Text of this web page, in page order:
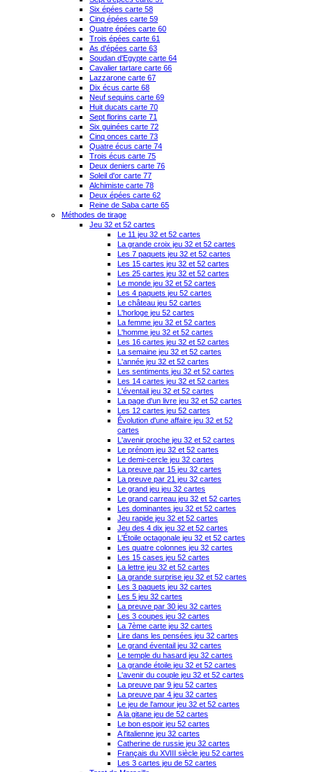
Six épées carte 58
Cinq épées carte 59
Quatre épées carte 60
Trois épées carte 61
As d'épées carte 63
Soudan d'Egypte carte 64
Cavalier tartare carte 66
Lazzarone carte 67
Dix écus carte 68
Neuf sequins carte 69
Huit ducats carte 70
Sept florins carte 71
Six guinées carte 72
Cinq onces carte 73
Quatre écus carte 74
Trois écus carte 75
Deux deniers carte 76
Soleil d'or carte 77
Alchimiste carte 78
Deux épées carte 62
Reine de Saba carte 65
Méthodes de tirage
Jeu 32 et 52 cartes
Le 11 jeu 32 et 52 cartes
La grande croix jeu 32 et 52 cartes
Les 7 paquets jeu 32 et 52 cartes
Les 15 cartes jeu 32 et 52 cartes
Les 25 cartes jeu 32 et 52 cartes
Le monde jeu 32 et 52 cartes
Les 4 paquets jeu 52 cartes
Le château jeu 52 cartes
L'horloge jeu 52 cartes
La femme jeu 32 et 52 cartes
L'homme jeu 32 et 52 cartes
Les 16 cartes jeu 32 et 52 cartes
La semaine jeu 32 et 52 cartes
L'année jeu 32 et 52 cartes
Les sentiments jeu 32 et 52 cartes
Les 14 cartes jeu 32 et 52 cartes
L'éventail jeu 32 et 52 cartes
La page d'un livre jeu 32 et 52 cartes
Les 12 cartes jeu 52 cartes
Évolution d'une affaire jeu 32 et 52
cartes
L'avenir proche jeu 32 et 52 cartes
Le prénom jeu 32 et 52 cartes
Le demi-cercle jeu 32 cartes
La preuve par 15 jeu 32 cartes
La preuve par 21 jeu 32 cartes
Le grand jeu jeu 32 cartes
Le grand carreau jeu 32 et 52 cartes
Les dominantes jeu 32 et 52 cartes
Jeu rapide jeu 32 et 52 cartes
Jeu des 4 dix jeu 32 et 52 cartes
L'Étoile octagonale jeu 32 et 52 cartes
Les quatre colonnes jeu 32 cartes
Les 15 cases jeu 52 cartes
La lettre jeu 32 et 52 cartes
La grande surprise jeu 32 et 52 cartes
Les 3 paquets jeu 32 cartes
Les 5 jeu 32 cartes
La preuve par 30 jeu 32 cartes
Les 3 coupes jeu 32 cartes
La 7ème carte jeu 32 cartes
Lire dans les pensées jeu 32 cartes
Le grand éventail jeu 32 cartes
Le temple du hasard jeu 32 cartes
La grande étoile jeu 32 et 52 cartes
L'avenir du couple jeu 32 et 52 cartes
La preuve par 9 jeu 52 cartes
La preuve par 4 jeu 32 cartes
Le jeu de l'amour jeu 32 et 52 cartes
A la gitane jeu de 52 cartes
Le bon espoir jeu 52 cartes
A l'italienne jeu 32 cartes
Catherine de russie jeu 32 cartes
Français du XVIII siècle jeu 52 cartes
Les 3 cartes jeu de 52 cartes